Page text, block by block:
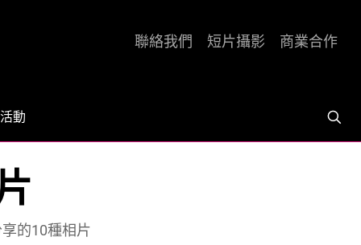
活動
聯絡我們 短片攝影 商業合作
的10種相片